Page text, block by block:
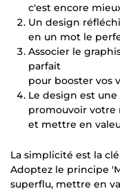
c'est encore
Un design
en un mot le
Associer le
parfait
pour booster vos
Le design est
promouvoir votre
et mettre en
La simplicité est la
Adoptez le principe
superflu, mettre en